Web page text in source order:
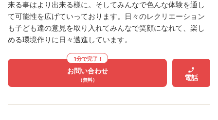
来る事はより出来る様に。そしてみんなで色んな体験を通し
て可能性を広げていっております。日々のレクリエーション
も子ども達の意見を取り入れてみんなで笑顔になれて、楽し
める環境作りに日々邁進しています。
1分で完了！
お問い合わせ
（無料） 電話